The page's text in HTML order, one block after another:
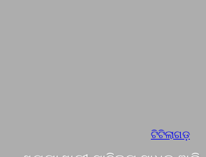
ଟିଟିଲାଗଡ଼